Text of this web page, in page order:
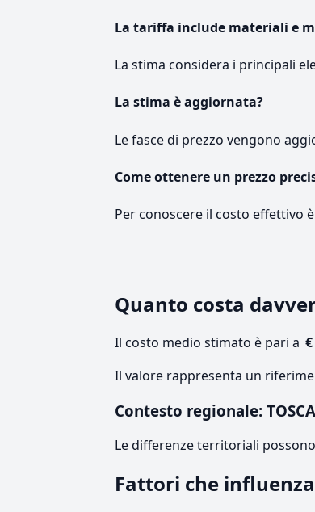
La tariffa include materiali e
La stima considera i principali
La stima è aggiornata?
Le fasce di prezzo vengono
Come ottenere un prezzo
Per conoscere il costo effettivo
Quanto costa
Il costo medio stimato è pari a
Il valore rappresenta un
Contesto regionale:
Le differenze territoriali
Fattori che